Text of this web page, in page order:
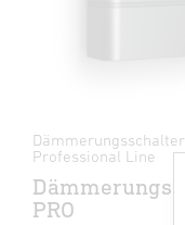
Professional Line
PRO